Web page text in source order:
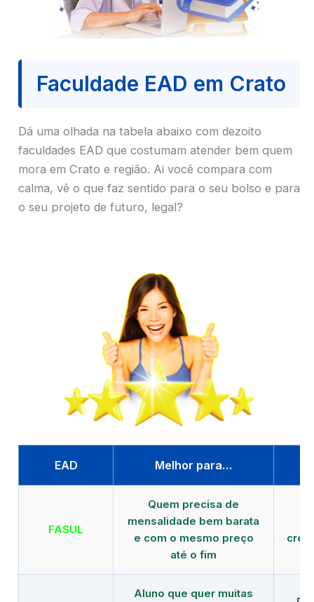
Faculdade EAD em Crato
Dá uma olhada na tabela abaixo com dezoito
faculdades EAD que costumam atender bem quem
mora em Crato e região. Ai você compara com
calma, vê o que faz sentido para o seu bolso e para
o seu projeto de futuro, legal?
EAD Melhor para…
FASUL
Quem precisa de
mensalidade bem barata
e com o mesmo preço
até o fim
Aluno que quer muitas